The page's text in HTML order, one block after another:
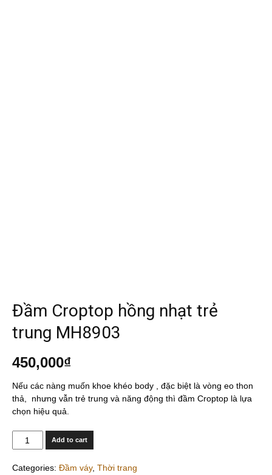
Đầm Croptop hồng nhạt trẻ
trung MH8903
450,000₫
Nếu các nàng muốn khoe khéo body , đặc biệt là vòng eo thon
thả, nhưng vẫn trẻ trung và năng động thì đầm Croptop là lựa
chọn hiệu quả.
Quantity Add to cart
Categories: Đầm váy, Thời trang